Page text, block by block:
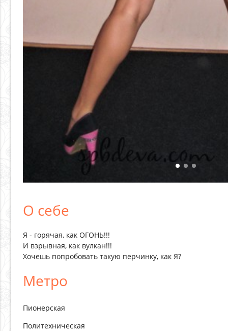
О себе
Я - горячая, как ОГОНЬ!!!
И взрывная, как вулкан!!!
Хочешь попробовать такую перчинку, как Я?
Метро
Пионерская
Политехническая